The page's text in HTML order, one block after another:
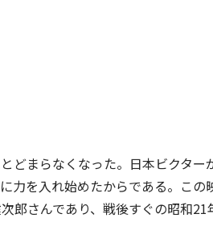
どまらなくなった。日本ビクター
力を入れ始めたからである。この
郎さんであり、戦後すぐの昭和